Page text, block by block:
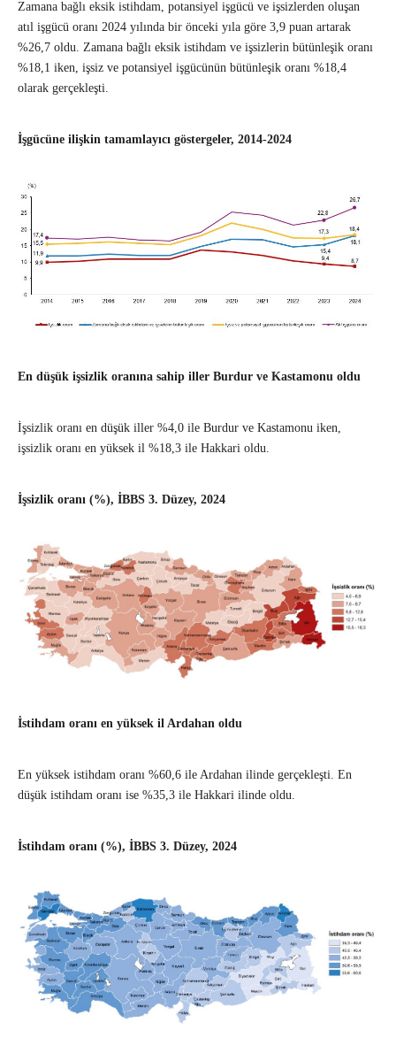
Zamana bağlı eksik istihdam, potansiyel işgücü ve işsizlerden oluşan
atıl işgücü oranı 2024 yılında bir önceki yıla göre 3,9 puan artarak
%26,7 oldu. Zamana bağlı eksik istihdam ve işsizlerin bütünleşik oranı
%18,1 iken, işsiz ve potansiyel işgücünün bütünleşik oranı %18,4
olarak gerçekleşti.
İşgücüne ilişkin tamamlayıcı göstergeler, 2014-2024
En düşük işsizlik oranına sahip iller Burdur ve Kastamonu oldu
İşsizlik oranı en düşük iller %4,0 ile Burdur ve Kastamonu iken,
işsizlik oranı en yüksek il %18,3 ile Hakkari oldu.
İşsizlik oranı (%), İBBS 3. Düzey, 2024
İstihdam oranı en yüksek il Ardahan oldu
En yüksek istihdam oranı %60,6 ile Ardahan ilinde gerçekleşti. En
düşük istihdam oranı ise %35,3 ile Hakkari ilinde oldu.
İstihdam oranı (%), İBBS 3. Düzey, 2024